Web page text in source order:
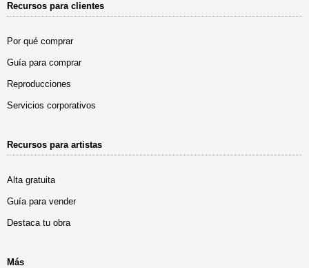
Recursos para clientes
Por qué comprar
Guía para comprar
Reproducciones
Servicios corporativos
Recursos para artistas
Alta gratuita
Guía para vender
Destaca tu obra
Más